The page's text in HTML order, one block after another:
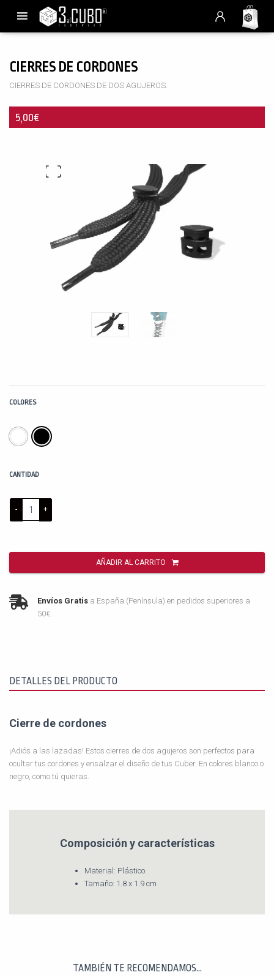
CIERRES DE CORDONES
CIERRES DE CORDONES DE DOS AGUJEROS.
5,00€
COLORES
CANTIDAD
Cierres
de
AÑADIR AL CARRITO
Envíos Gratis a España (Península) en pedidos superiores a
50€.
DETALLES DEL PRODUCTO
Cierre de cordones
¡Adiós a las lazadas! Estos cierres de dos agujeros son perfectos para
ocultar tus cordones y ensalzar el diseño de tus Cuber. En colores blanco o
negro, como tú quieras.
Composición y características
Material: Plástico.
Tamaño: 1.8 x 1.9 cm
TAMBIÉN TE RECOMENDAMOS…